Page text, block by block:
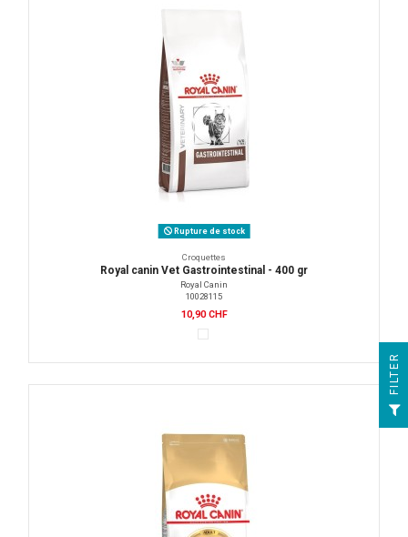
Rupture de stock
Croquettes
Royal canin Vet Gastrointestinal - 400 gr
Royal Canin
10028115
10,90 CHF
R